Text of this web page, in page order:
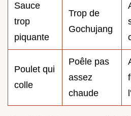
Sauce
trop
piquante
Trop de
Gochujang
Poulet qui
colle
Poêle pas
assez
chaude